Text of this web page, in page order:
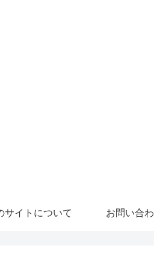
サイトについて お問い合